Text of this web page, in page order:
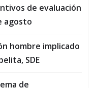
de evaluación
agosto
hombre implicado
SDE
de